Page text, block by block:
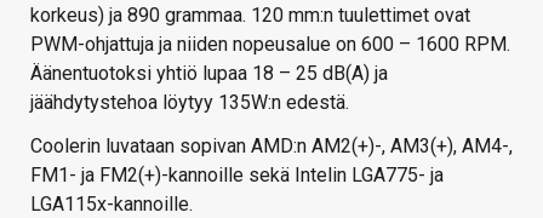
korkeus) ja 890 grammaa. 120 mm:n tuulettimet ovat
PWM-ohjattuja ja niiden nopeusalue on 600 – 1600 RPM.
Äänentuotoksi yhtiö lupaa 18 – 25 dB(A) ja
jäähdytystehoa löytyy 135W:n edestä.
Coolerin luvataan sopivan AMD:n AM2(+)-, AM3(+), AM4-,
FM1- ja FM2(+)-kannoille sekä Intelin LGA775- ja
LGA115x-kannoille.